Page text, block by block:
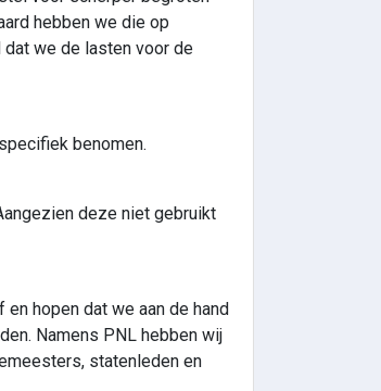
hebben we die op
dat we de lasten voor de
benomen.
deze niet gebruikt
hopen dat we aan de hand
Namens PNL hebben wij
statenleden en